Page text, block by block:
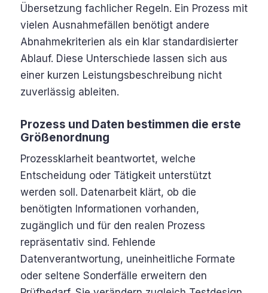
Übersetzung fachlicher Regeln. Ein Prozess mit
vielen Ausnahmefällen benötigt andere
Abnahmekriterien als ein klar standardisierter
Ablauf. Diese Unterschiede lassen sich aus
einer kurzen Leistungsbeschreibung nicht
zuverlässig ableiten.
Prozess und Daten bestimmen die erste
Größenordnung
Prozessklarheit beantwortet, welche
Entscheidung oder Tätigkeit unterstützt
werden soll. Datenarbeit klärt, ob die
benötigten Informationen vorhanden,
zugänglich und für den realen Prozess
repräsentativ sind. Fehlende
Datenverantwortung, uneinheitliche Formate
oder seltene Sonderfälle erweitern den